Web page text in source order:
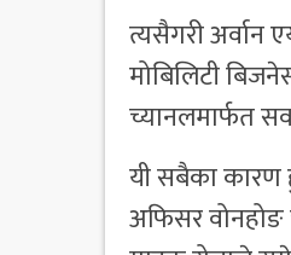
त्यसैगरी अर्वान
मोबिलिटी
च्यानलमार्फत
यी सबैका कारण
अफिसर वोनहोङ